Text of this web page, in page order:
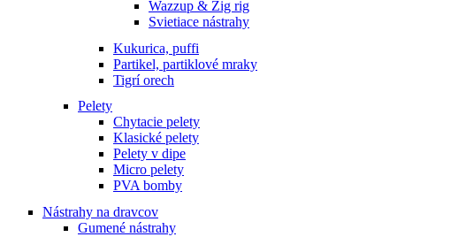
Wazzup & Zig rig
Svietiace nástrahy
Kukurica, puffi
Partikel, partiklové mraky
Tigrí orech
Pelety
Chytacie pelety
Klasické pelety
Pelety v dipe
Micro pelety
PVA bomby
Nástrahy na dravcov
Gumené nástrahy